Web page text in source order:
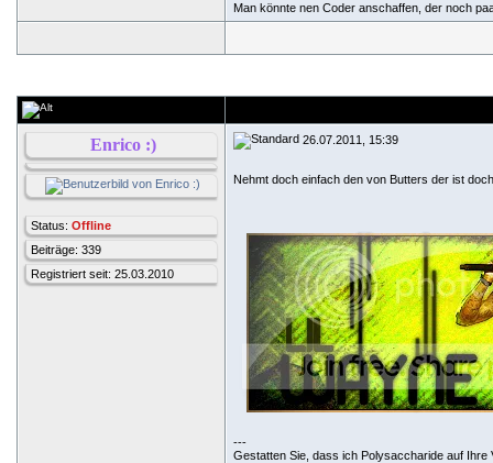
Man könnte nen Coder anschaffen, der noch
Enrico :)
Status: Offline
Beiträge: 339
Registriert seit: 25.03.2010
26.07.2011, 15:39
Nehmt doch einfach den von Butters der ist
---
Gestatten Sie, dass ich Polysaccharide auf Ihre